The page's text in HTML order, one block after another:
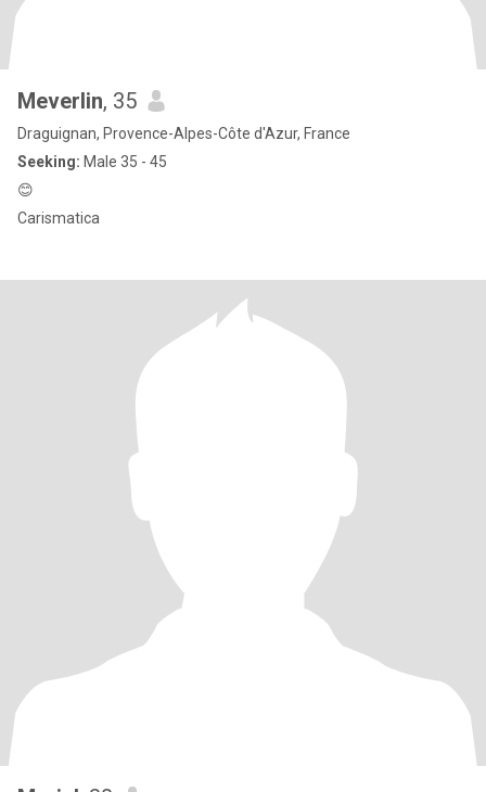
Meverlin, 35
Draguignan, Provence-Alpes-Côte d'Azur, France
Seeking: Male 35 - 45
😊
Carismatica